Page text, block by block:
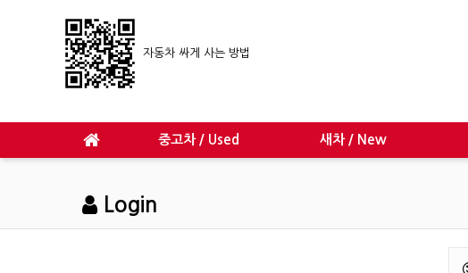
자동차 싸게 사는 방법
중고차 / Used 새차 / New
Login